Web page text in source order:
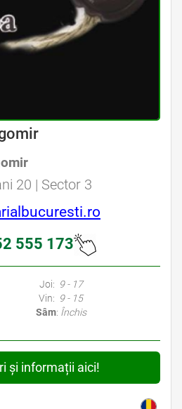
în Dreptul Familiei
20 | Sector 3
555 173
Bucuresti • Avocat Bun Bucuresti • Avocat Bucuresti • Bucuresti Avocat • Avocat
Joi: 9 - 17
Vin: 9 - 15
Sâm: Închis
și informații aici!